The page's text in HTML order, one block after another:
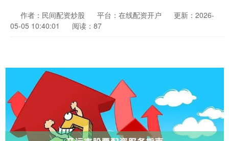
作者：民间配资炒股 平台：在线配资开户
更新：2026-
05-05 10:40:01
阅读：87